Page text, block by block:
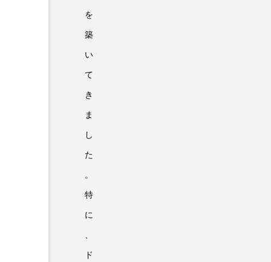
を
築
い
て
き
ま
し
た
。
特
に
ド